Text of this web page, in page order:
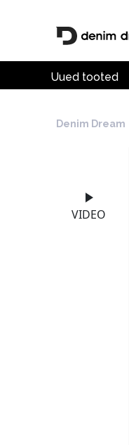
Uued tooted
Denim Dream
VIDEO